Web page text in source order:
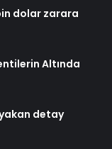
dolar zarara
Altında
detay